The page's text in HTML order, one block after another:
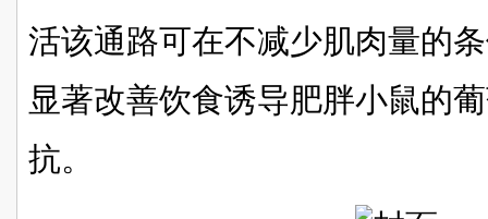
活该通路可在不减少肌肉量的
显著改善饮食诱导肥胖小鼠的
抗。